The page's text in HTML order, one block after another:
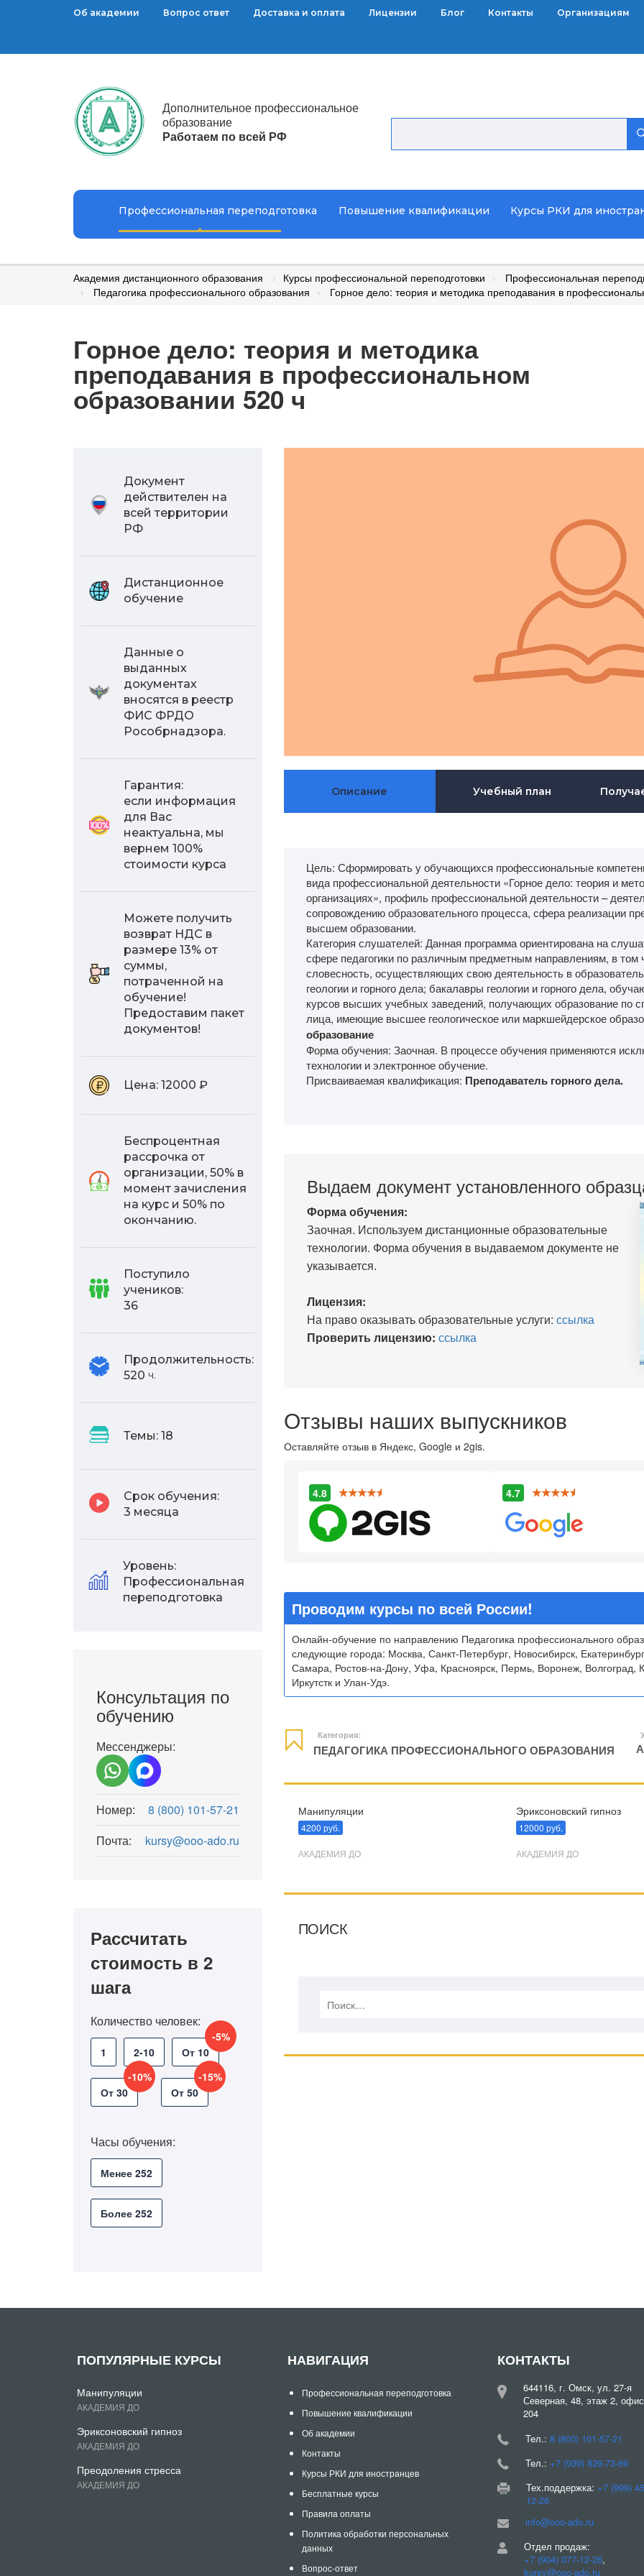
Организациям
Контакты
Блог
Лицензии
Доставка и оплата
Вопрос ответ
Об академии
Дополнительное профессиональное
образование
Работаем по всей РФ
Профессиональная переподготовка Повышение квалификации Курсы РКИ для
Академия дистанционного образования Курсы профессиональной переподготовки
Профессиональная
Педагогика профессионального образования
Горное дело: теория и методика преподавания в
Горное дело: теория и методика
преподавания в профессиональном
образовании 520 ч
Документ
действителен на
всей территории
РФ
Дистанционное
обучение
Данные о
выданных
документах
вносятся в реестр
ФИС ФРДО
Рособрнадзора.
Гарантия:
если информация
для Вас
неактуальна, мы
вернем 100%
стоимости курса
Можете получить
возврат НДС в
размере 13% от
суммы,
потраченной на
обучение!
Предоставим пакет
документов!
Цена: 12000 ₽
Беспроцентная
рассрочка от
организации, 50% в
момент зачисления
на курс и 50% по
окончанию.
Поступило
учеников:
36
Продолжительность:
520 ч.
Темы: 18
Срок обучения:
3 месяца
Уровень:
Профессиональная
переподготовка
Консультация по
обучению
Мессенджеры:
Номер:
8 (800) 101-57-21
Почта:
kursy@ooo-ado.ru
Рассчитать
стоимость в 2
шага
Количество человек:
1 2-10 От 10
-5%
От 30
-10%
От 50
-15%
Часы обучения:
Менее 252
Более 252
Описание Учебный план
Цель: Сформировать у обучающихся профессиональные
вида профессиональной деятельности «Горное дело: теория и
организациях», профиль профессиональной деятельности –
сопровождению образовательного процесса, сфера реализации
высшем образовании.
Категория слушателей: Данная программа ориентирована на
сфере педагогики по различным предметным направлениям, в том
словесность, осуществляющих свою деятельность в
геологии и горного дела; бакалавры геологии и горного дела,
курсов высших учебных заведений, получающих образование по
лица, имеющие высшее геологическое или маркшейдерское
образование
Форма обучения: Заочная. В процессе обучения применяются
технологии и электронное обучение.
Присваиваемая квалификация: Преподаватель горного дела.
Выдаем документ установленного
Форма обучения:
Заочная. Используем дистанционные образовательные
технологии. Форма обучения в выдаваемом документе не
указывается.
Лицензия:
На право оказывать образовательные услуги: ссылка
Проверить лицензию: ссылка
Отзывы наших выпускников
Оставляйте отзыв в Яндекс, Google и 2gis.
4.8 4.7
Проводим курсы по всей России!
Онлайн-обучение по направлению Педагогика профессионального
следующие города: Москва, Санкт-Петербург, Новосибирск,
Самара, Ростов-на-Дону, Уфа, Красноярск, Пермь, Воронеж, Волгоград,
Иркутстк и Улан-Удэ.
Категория:
ПЕДАГОГИКА ПРОФЕССИОНАЛЬНОГО ОБРАЗОВАНИЯ
Манипуляции
4200 руб.
АКАДЕМИЯ ДО
Эриксоновский гипноз
12000 руб.
АКАДЕМИЯ ДО
ПОИСК
ПОПУЛЯРНЫЕ КУРСЫ
Манипуляции
АКАДЕМИЯ ДО
Эриксоновский гипноз
АКАДЕМИЯ ДО
Преодоления стресса
АКАДЕМИЯ ДО
НАВИГАЦИЯ
Профессиональная переподготовка
Повышение квалификации
Об академии
Контакты
Курсы РКИ для иностранцев
Бесплатные курсы
Правила оплаты
Политика обработки персональных
данных
Вопрос-ответ
КОНТАКТЫ
644116, г. Омск, ул. 27-я
Северная, 48, этаж 2, офис
204
Teл.: 8 (800) 101-57-21
Teл.: +7 (939) 829-73-69
Тех.поддержка: +7 (999)
12-26
info@ooo-ado.ru
Отдел продаж:
+7 (904) 077-12-26,
kursy@ooo-ado.ru